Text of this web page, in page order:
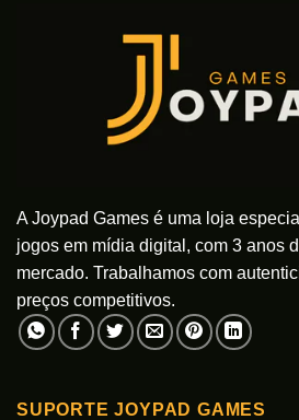
A Joypad Games é uma loja
jogos em mídia digital, com 3 anos
mercado. Trabalhamos com
preços competitivos.
SUPORTE JOYPAD GAMES